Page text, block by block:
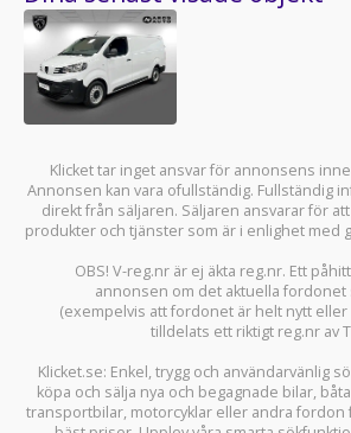
Klicket tar inget ansvar för annonsens
Annonsen kan vara ofullständig. Fullständig
direkt från säljaren. Säljaren ansvarar för
produkter och tjänster som är i enlighet med
OBS! V-reg.nr är ej äkta reg.nr. Ett
annonsen om det aktuella fordonet
(exempelvis att fordonet är helt nytt
tilldelats ett riktigt reg.nr av
Klicket.se: Enkel, trygg och användarvänlig
köpa och sälja nya och begagnade bilar,
transportbilar, motorcyklar eller andra fordon